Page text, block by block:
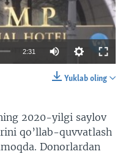
2:31
Yuklab oling
2020-yilgi saylov
qo’llab-quvvatlash
Donorlardan